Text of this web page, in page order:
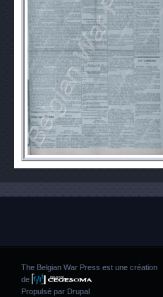
The Belgian War Press est une création
de
Propulsé par Drupal